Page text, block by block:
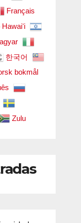
Français
한국어
bokmål
Zulu